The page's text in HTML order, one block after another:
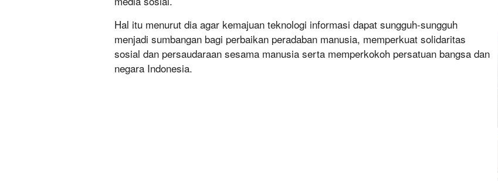
Hal itu menurut dia agar kemajuan teknologi informasi dapat sungguh-sungguh
menjadi sumbangan bagi perbaikan peradaban manusia, memperkuat solidaritas
sosial dan persaudaraan sesama manusia serta memperkokoh persatuan bangsa dan
negara Indonesia.